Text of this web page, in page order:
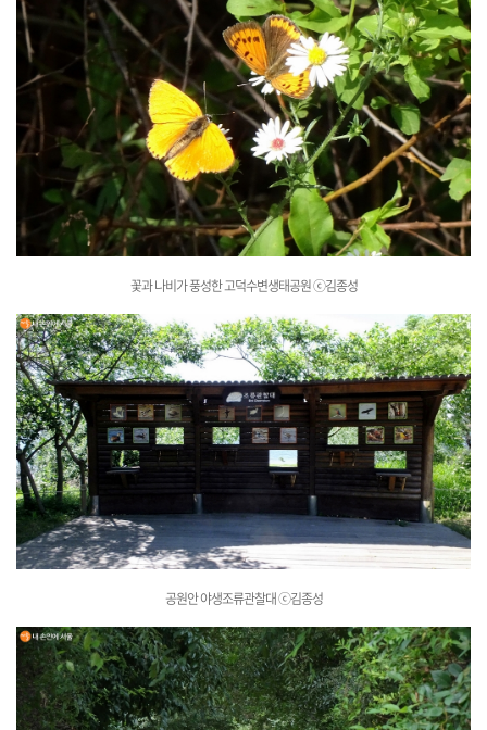
꽃과 나비가 풍성한 고덕수변생태공원ⓒ김종성
공원안 야생조류관찰대ⓒ김종성